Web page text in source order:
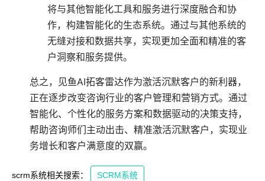
将与其他智能化工具和服务进行深度融合和协
作，构建智能化的生态系统。通过与其他系统的
无缝对接和数据共享，实现更加全面和精准的客
户洞察和服务提供。
总之，见鱼AI拓客雷达作为激活沉默客户的新利器，
正在逐步改变咨询行业的客户管理和营销方式。通过
智能化、个性化的服务方案和数据驱动的决策支持，
帮助咨询师们主动出击、精准激活沉默客户，实现业
务增长和客户满意度的双赢。
scrm系统相关搜索： SCRM系统